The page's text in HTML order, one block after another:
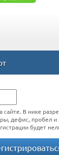
В нике
дефис, пробел и
будет